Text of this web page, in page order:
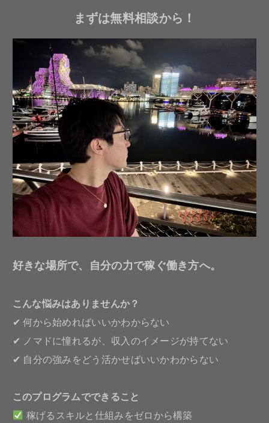
まずは無料相談から！
好きな場所で、自分の力で稼ぐ働き方へ。
こんな悩みはありませんか？
✔ 何から始めればいいかわからない
✔ ノマドに憧れるが、収入のイメージが持てない
✔ 自分の強みをどう活かせばいいかわからない
このプログラムでできること
稼げるスキルと仕組みをゼロから構築